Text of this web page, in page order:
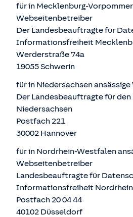
für in Mecklenburg-
Webseitenbetreiber
Der Landesbeauftragte für
Informationsfreiheit
Werderstraße 74a
19055 Schwerin
für in Niedersachsen
Der Landesbeauftragte für
Niedersachsen
Postfach 221
30002 Hannover
für in Nordrhein-Westfalen
Webseitenbetreiber
Landesbeauftragte für
Informationsfreiheit
Postfach 20 04 44
40102 Düsseldorf